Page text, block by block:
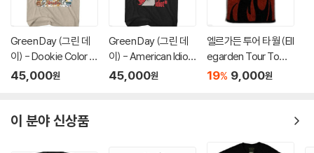
Green Day (그린 데
이) - Dookie Color S
cene T-Shirt - Medi
45,000원
Green Day (그린 데
이) - American Idiot
Hysteria T-Shirt - 2
45,000원
엘르가든 투어 타월 (Ell
egarden Tour Towe
l)
19% 9,000원
이 분야 신상품